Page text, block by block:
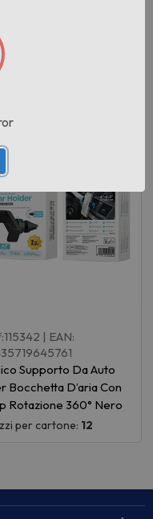
| EAN:
Supporto Da Auto
Bocchetta D’aria Con
Rotazione 360° Nero
per cartone: 12